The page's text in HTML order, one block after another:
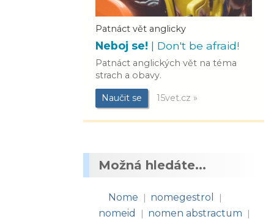
Patnáct vět anglicky
Neboj se! | Don't be afraid!
Patnáct anglických vět na téma
strach a obavy.
Naučit se 15vet.cz »
Možná hledáte...
Nome | nomegestrol |
nomeid | nomen abstractum |